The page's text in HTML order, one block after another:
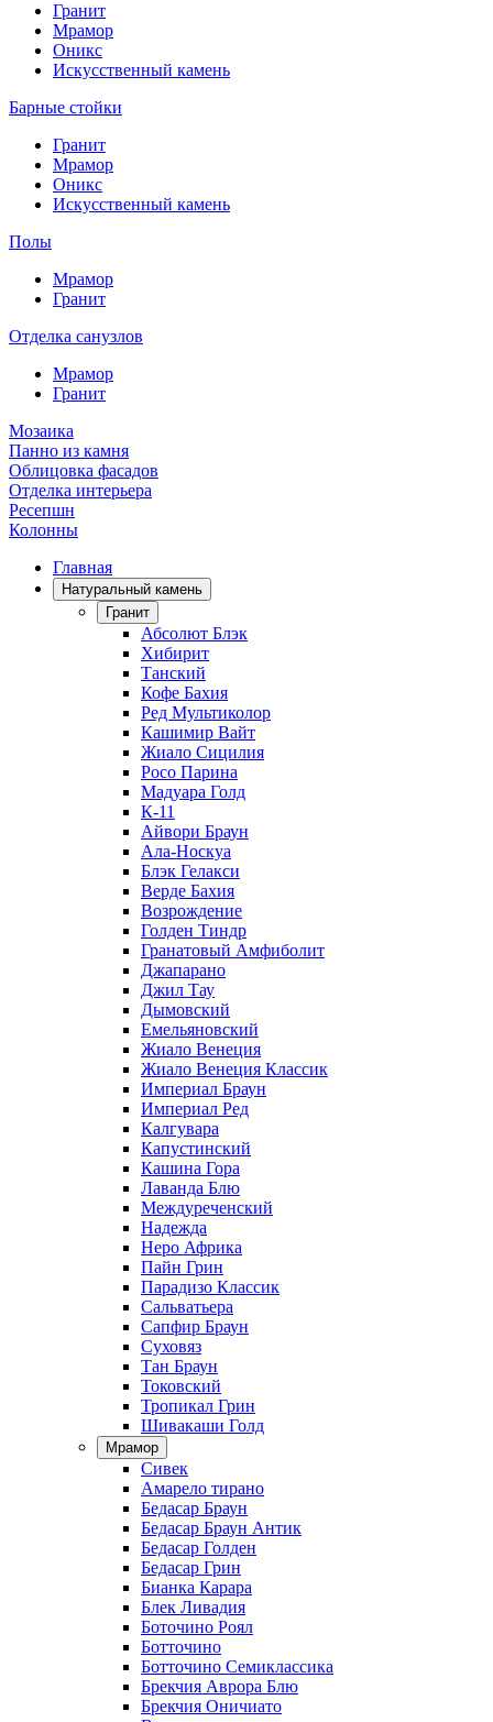
Гранит
Мрамор
Оникс
Искусственный камень
Барные стойки
Гранит
Мрамор
Оникс
Искусственный камень
Полы
Мрамор
Гранит
Отделка санузлов
Мрамор
Гранит
Мозаика
Панно из камня
Облицовка фасадов
Отделка интерьера
Ресепшн
Колонны
Главная
Натуральный камень
Гранит
Абсолют Блэк
Хибирит
Танский
Кофе Бахия
Ред Мультиколор
Кашимир Вайт
Жиало Сицилия
Росо Парина
Мадуара Голд
К-11
Айвори Браун
Ала-Носкуа
Блэк Гелакси
Верде Бахия
Возрождение
Голден Тиндр
Гранатовый Амфиболит
Джапарано
Джил Тау
Дымовский
Емельяновский
Жиало Венеция
Жиало Венеция Классик
Империал Браун
Империал Ред
Калгувара
Капустинский
Кашина Гора
Лаванда Блю
Междуреченский
Надежда
Неро Африка
Пайн Грин
Парадизо Классик
Сальватьера
Сапфир Браун
Суховяз
Тан Браун
Токовский
Тропикал Грин
Шивакаши Голд
Мрамор
Сивек
Амарело тирано
Бедасар Браун
Бедасар Браун Антик
Бедасар Голден
Бедасар Грин
Бианка Карара
Блек Ливадия
Боточино Роял
Ботточино
Ботточино Семиклассика
Брекчия Аврора Блю
Брекчия Оничиато